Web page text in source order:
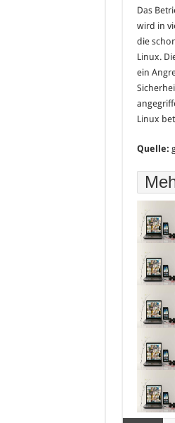
Das
wird in
die
Linux.
ein
Linux
Quelle: